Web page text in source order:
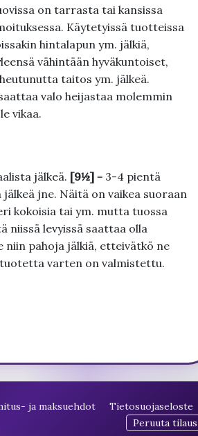
on tarrasta tai kansissa
Käytetyissä tuotteissa
hintalapun ym. jälkiä,
vähintään hyväkuntoiset,
taitos ym. jälkeä.
valo heijastaa molemmin
vikaa.
jälkeä. [9½]= 3-4 pientä
jälkeä jne. Näitä on vaikea suoraan
kokoisia tai ym. mutta tuossa
levyissä saattaa olla
niin pahoja jälkiä, etteivätkö ne
varten on valmistettu.
ja maksuehdot
Tietosuojaseloste
Peruuta tilaus